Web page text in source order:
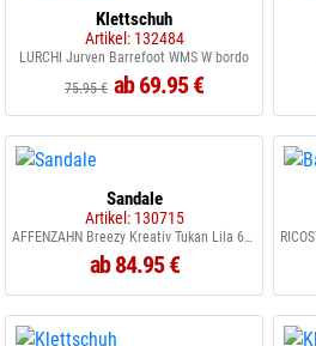
Klettschuh
Artikel: 132484
LURCHI Jurven Barrefoot WMS W bordo
75.95 € ab 69.95 €
Sandale
Artikel: 130715
AFFENZAHN Breezy Kreativ Tukan Lila 680
ab 84.95 €